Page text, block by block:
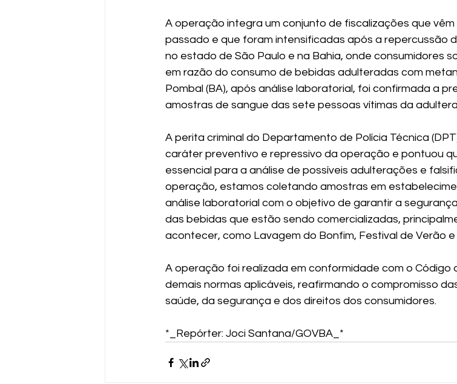
A operação integra um conjunto de fiscalizações que
passado e que foram intensificadas após a repercussão
no estado de São Paulo e na Bahia, onde consumidores
em razão do consumo de bebidas adulteradas com
Pombal (BA), após análise laboratorial, foi confirmada a
amostras de sangue das sete pessoas vítimas da
A perita criminal do Departamento de Polícia Técnica
caráter preventivo e repressivo da operação e pontuou
essencial para a análise de possíveis adulterações e
operação, estamos coletando amostras em
análise laboratorial com o objetivo de garantir a
das bebidas que estão sendo comercializadas,
acontecer, como Lavagem do Bonfim, Festival de Verão e
A operação foi realizada em conformidade com o Código
demais normas aplicáveis, reafirmando o compromisso
saúde, da segurança e dos direitos dos consumidores.
*_Repórter: Joci Santana/GOVBA_*